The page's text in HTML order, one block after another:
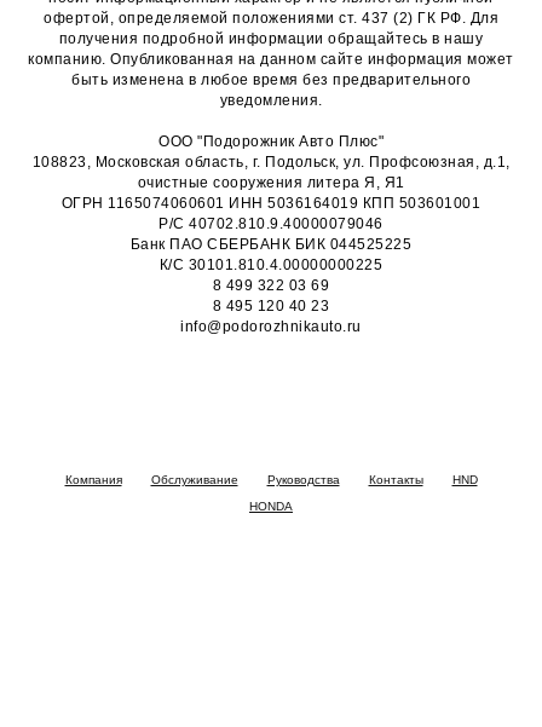
офертой, определяемой положениями ст. 437 (2) ГК РФ. Для
получения подробной информации обращайтесь в нашу
компанию. Опубликованная на данном сайте информация может
быть изменена в любое время без предварительного
уведомления.
ООО "Подорожник Авто Плюс"
108823, Московская область, г. Подольск, ул. Профсоюзная, д.1,
очистные сооружения литера Я, Я1
ОГРН 1165074060601 ИНН 5036164019 КПП 503601001
Р/С 40702.810.9.40000079046
Банк ПАО СБЕРБАНК БИК 044525225
К/С 30101.810.4.00000000225
8 499 322 03 69
8 495 120 40 23
info@podorozhnikauto.ru
Компания Обслуживание Руководства Контакты
HND
HONDA